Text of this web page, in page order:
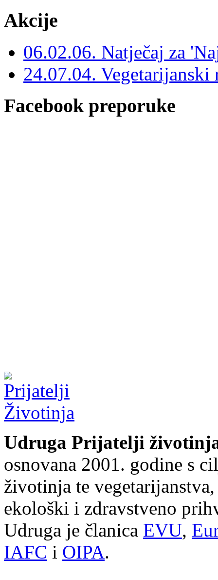
Akcije
06.02.06. Natječaj za
24.07.04.
Facebook preporuke
Udruga Prijatelji
osnovana 2001. godine s
životinja te
ekološki i zdravstveno
Udruga je članica EVU,
IAFC i OIPA.